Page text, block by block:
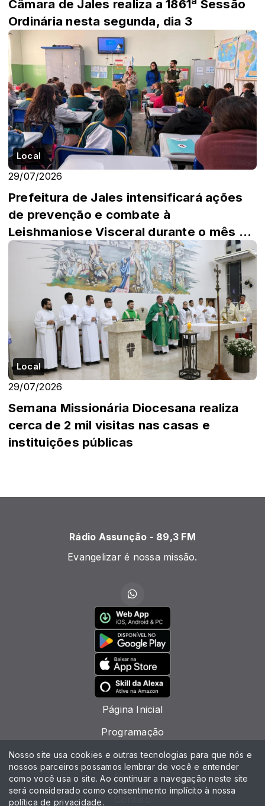
Câmara de Jales realiza a 1861ª Sessão
Ordinária nesta segunda, dia 3
Local
29/07/2026
Prefeitura de Jales intensificará ações
de prevenção e combate à
Leishmaniose Visceral durante o mês de
agosto
Local
29/07/2026
Semana Missionária Diocesana realiza
cerca de 2 mil visitas nas casas e
instituições públicas
Rádio Assunção - 89,3 FM
Evangelizar é nossa missão.
Página Inicial
Programação
Locutores
Notícias
Nosso site usa cookies e outras tecnologias para que nós e
nossos parceiros possamos lembrar de você e entender
como você usa o site. Ao continuar a navegação neste site
será considerado como consentimento implícito à nossa
política de privacidade.